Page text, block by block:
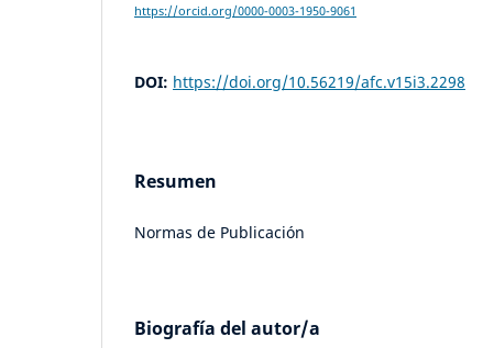
https://orcid.org/0000-0003-1950-9061
DOI: https://doi.org/10.56219/afc.v15i3.2298
Resumen
Normas de Publicación
Biografía del autor/a